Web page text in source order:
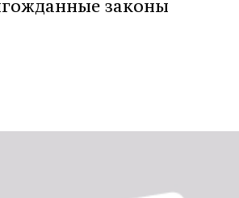
законы